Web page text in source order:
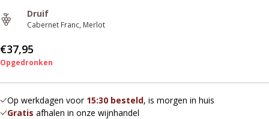
Druif
Cabernet Franc Merlot
€37,95
Opgedronken
Op werkdagen voor 15:30 besteld, is morgen in huis
Gratis afhalen in onze wijnhandel